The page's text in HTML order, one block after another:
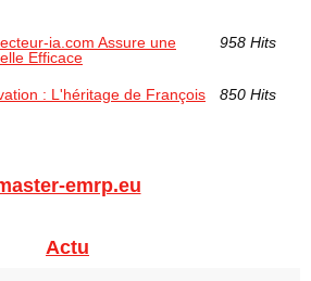
ia.com Assure une
Efficace
958 Hits
: L'héritage de François
850 Hits
emrp.eu
Actu